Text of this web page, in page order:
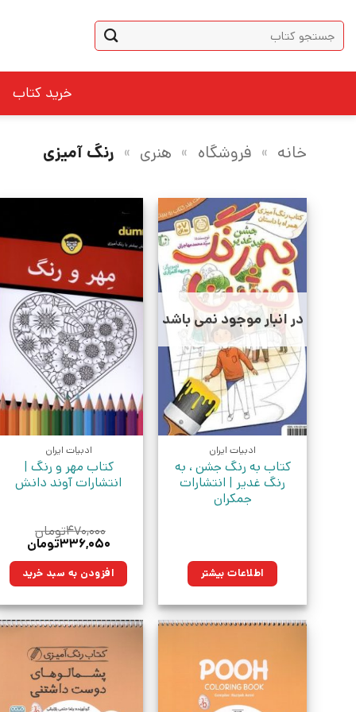
content
جستجو
برای:
خرید کتاب
خانه » فروشگاه » هنری » رنگ آمیزی
در انبار موجود نمی باشد
ادبیات ایران
کتاب به رنگ جشن ، به
رنگ غدیر | انتشارات
جمکران
اطلاعات بیشتر
ادبیات ایران
کتاب مهر‌ و رنگ |
انتشارات آوند دانش
۴۷۰,۰۰۰تومان
قیمت
۴۷۰,۰۰۰تومان
بود.
۳۳۶,۰۵۰تومان
افزودن به سبد خرید